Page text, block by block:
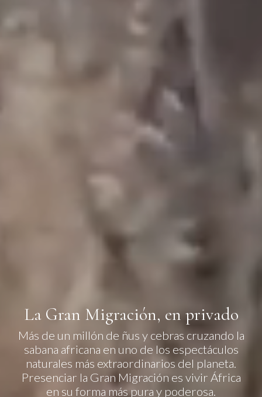
La Gran Migración, en privado
Más de un millón de ñus y cebras cruzando la
sabana africana en uno de los espectáculos
naturales más extraordinarios del planeta.
Presenciar la Gran Migración es vivir África
en su forma más pura y poderosa.